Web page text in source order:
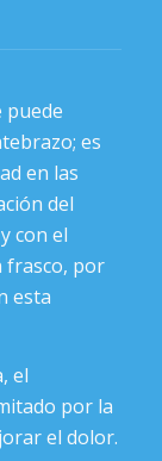
puede
es
en las
del
con el
frasco, por
esta
el
por la
el dolor.